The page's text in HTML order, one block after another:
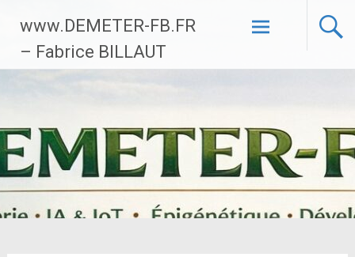
contenu
principal
www.DEMETER-FB.FR
– Fabrice BILLAUT